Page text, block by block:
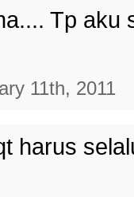
Tp
11th, 2011
harus